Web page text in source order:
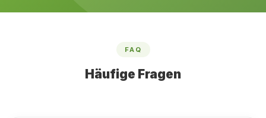
FAQ
Häufige Fragen